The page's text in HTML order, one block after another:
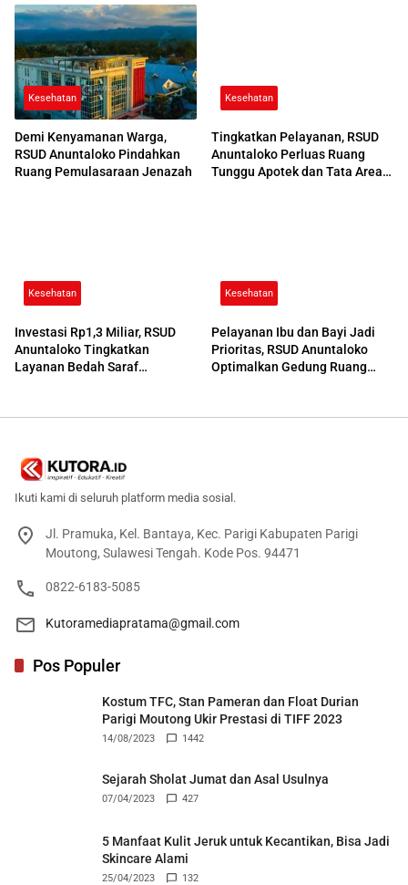
Kesehatan
Demi Kenyamanan Warga,
RSUD Anuntaloko Pindahkan
Ruang Pemulasaraan Jenazah
Kesehatan
Tingkatkan Pelayanan, RSUD
Anuntaloko Perluas Ruang
Tunggu Apotek dan Tata Area
Kesehatan
Investasi Rp1,3 Miliar, RSUD
Anuntaloko Tingkatkan
Layanan Bedah Saraf
Kesehatan
Pelayanan Ibu dan Bayi Jadi
Prioritas, RSUD Anuntaloko
Optimalkan Gedung Ruang
Ikuti kami di seluruh platform media sosial.
Jl. Pramuka, Kel. Bantaya, Kec. Parigi Kabupaten Parigi
Moutong, Sulawesi Tengah. Kode Pos. 94471
0822-6183-5085
Kutoramediapratama@gmail.com
Pos Populer
Kostum TFC, Stan Pameran dan Float Durian
Parigi Moutong Ukir Prestasi di TIFF 2023
14/08/2023 1442
Sejarah Sholat Jumat dan Asal Usulnya
07/04/2023 427
5 Manfaat Kulit Jeruk untuk Kecantikan, Bisa Jadi
Skincare Alami
25/04/2023 132